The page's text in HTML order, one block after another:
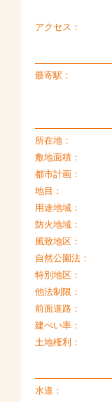
アクセス：
最寄駅：
所在地：
敷地面積：
都市計画：
地目：
用途地域：
防火地域：
風致地区：
自然公園法：
特別地区：
他法制限：
前面道路：
建ぺい率：
土地権利：
水道：